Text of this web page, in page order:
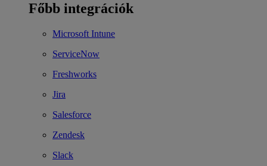
Főbb integrációk
Microsoft Intune
ServiceNow
Freshworks
Jira
Salesforce
Zendesk
Slack